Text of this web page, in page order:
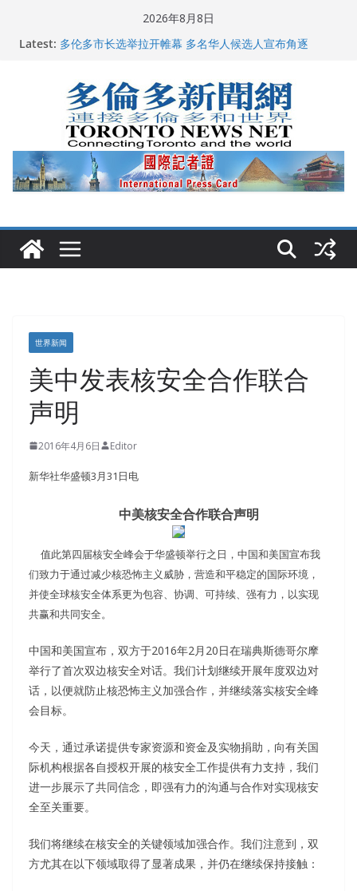
2026年8月8日
Latest: 多伦多市长选举拉开帷幕 多名华人候选人宣布角逐
特朗普称加拿大“不友善”并批评其领导层 卡尼：谈判事
关加拿大就业
2026加拿大青少年儿童绘画比赛颁奖典礼多伦多举行
世界新闻
美中发表核安全合作联合
声明
2016年4月6日 Editor
新华社华盛顿3月31日电
中美核安全合作联合声明
值此第四届核安全峰会于华盛顿举行之日，中国和美国宣布我
们致力于通过减少核恐怖主义威胁，营造和平稳定的国际环境，
并使全球核安全体系更为包容、协调、可持续、强有力，以实现
共赢和共同安全。
中国和美国宣布，双方于2016年2月20日在瑞典斯德哥尔摩
举行了首次双边核安全对话。我们计划继续开展年度双边对
话，以便就防止核恐怖主义加强合作，并继续落实核安全峰
会目标。
今天，通过承诺提供专家资源和资金及实物捐助，向有关国
际机构根据各自授权开展的核安全工作提供有力支持，我们
进一步展示了共同信念，即强有力的沟通与合作对实现核安
全至关重要。
我们将继续在核安全的关键领域加强合作。我们注意到，双
方尤其在以下领域取得了显著成果，并仍在继续保持接触：